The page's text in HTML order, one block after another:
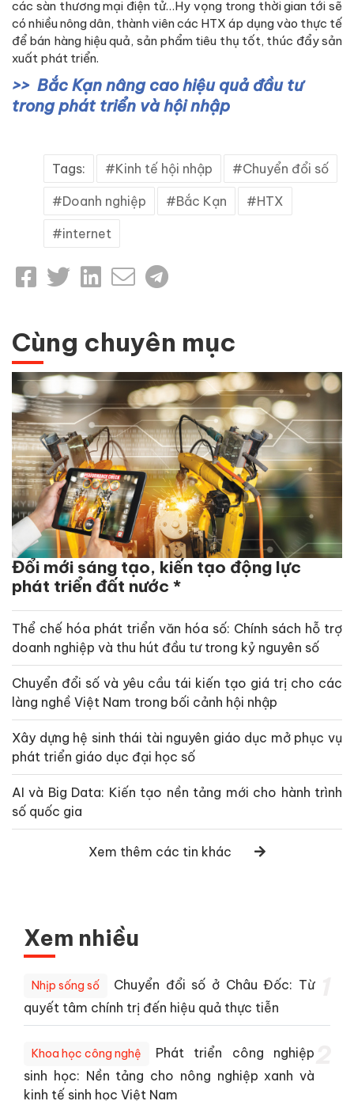
các sàn thương mại điện tử…Hy vọng trong thời gian tới sẽ
có nhiều nông dân, thành viên các HTX áp dụng vào thực tế
để bán hàng hiệu quả, sản phẩm tiêu thụ tốt, thúc đẩy sản
xuất phát triển.
Bắc Kạn nâng cao hiệu quả đầu tư
trong phát triển và hội nhập
Tags: Kinh tế hội nhập Chuyển đổi số
Doanh nghiệp Bắc Kạn HTX
internet
Cùng chuyên mục
Đổi mới sáng tạo, kiến tạo động lực
phát triển đất nước *
Thể chế hóa phát triển văn hóa số: Chính sách hỗ trợ
doanh nghiệp và thu hút đầu tư trong kỷ nguyên số
Chuyển đổi số và yêu cầu tái kiến tạo giá trị cho các
làng nghề Việt Nam trong bối cảnh hội nhập
Xây dựng hệ sinh thái tài nguyên giáo dục mở phục vụ
phát triển giáo dục đại học số
AI và Big Data: Kiến tạo nền tảng mới cho hành trình
số quốc gia
Xem thêm các tin khác
Xem nhiều
Nhịp sống số
Chuyển đổi số ở Châu Đốc: Từ
quyết tâm chính trị đến hiệu quả thực tiễn
Khoa học công nghệ
Phát triển công nghiệp
sinh học: Nền tảng cho nông nghiệp xanh và
kinh tế sinh học Việt Nam